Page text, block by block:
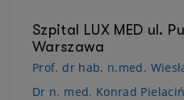
Szpital LUX MED ul.
Warszawa
Prof. dr hab. n.med.
Dr n. med. Konrad